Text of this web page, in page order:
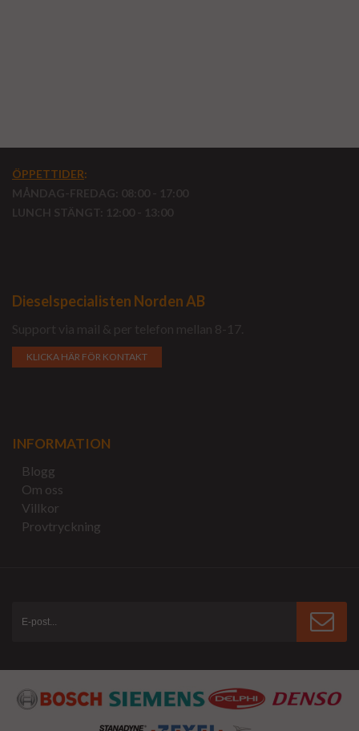
ÖPPETTIDER:
MÅNDAG-FREDAG: 08:00 - 17:00
LUNCH STÄNGT: 12:00 - 13:00
Dieselspecialisten Norden AB
Support via mail & per telefon mellan 8-17.
KLICKA HÄR FÖR KONTAKT
INFORMATION
Blogg
Om oss
Villkor
Provtryckning